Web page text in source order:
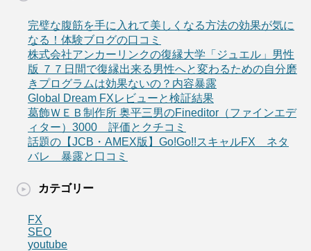
完璧な腹筋を手に入れて美しくなる方法の効果が気に
なる！体験ブログの口コミ
株式会社アンカーリンクの復縁大学「ジュエル」男性
版 ７７日間で復縁出来る男性へと変わるための自分磨
きプログラムは効果ないの？内容暴露
Global Dream FXレビューと検証結果
葛飾ＷＥＢ制作所 奥平三男のFineditor（ファインエデ
ィター）3000 評価とクチコミ
話題の【JCB・AMEX版】Go!Go!!スキャルFX ネタ
バレ 暴露と口コミ
カテゴリー
FX
SEO
youtube